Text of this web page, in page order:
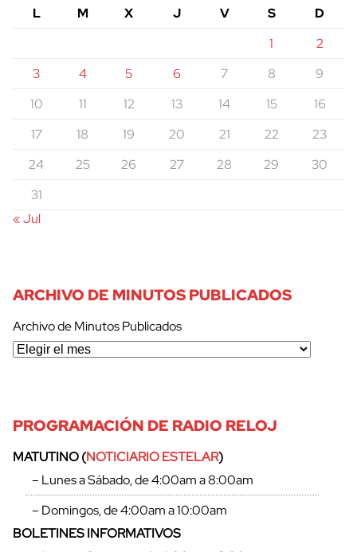
L
M X J V S
D
1
2
3
4 5 6 7 8
9
10
11 12 13 14 15
16
17
18 19 20 21 22
23
24
25 26 27 28 29
30
31
« Jul
ARCHIVO DE MINUTOS PUBLICADOS
Archivo de Minutos Publicados
PROGRAMACIÓN DE RADIO RELOJ
MATUTINO (NOTICIARIO ESTELAR)
– Lunes a Sábado, de 4:00am a 8:00am
– Domingos, de 4:00am a 10:00am
BOLETINES INFORMATIVOS